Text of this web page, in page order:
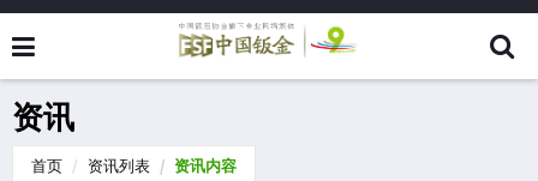
资讯
首页 资讯列表 资讯内容